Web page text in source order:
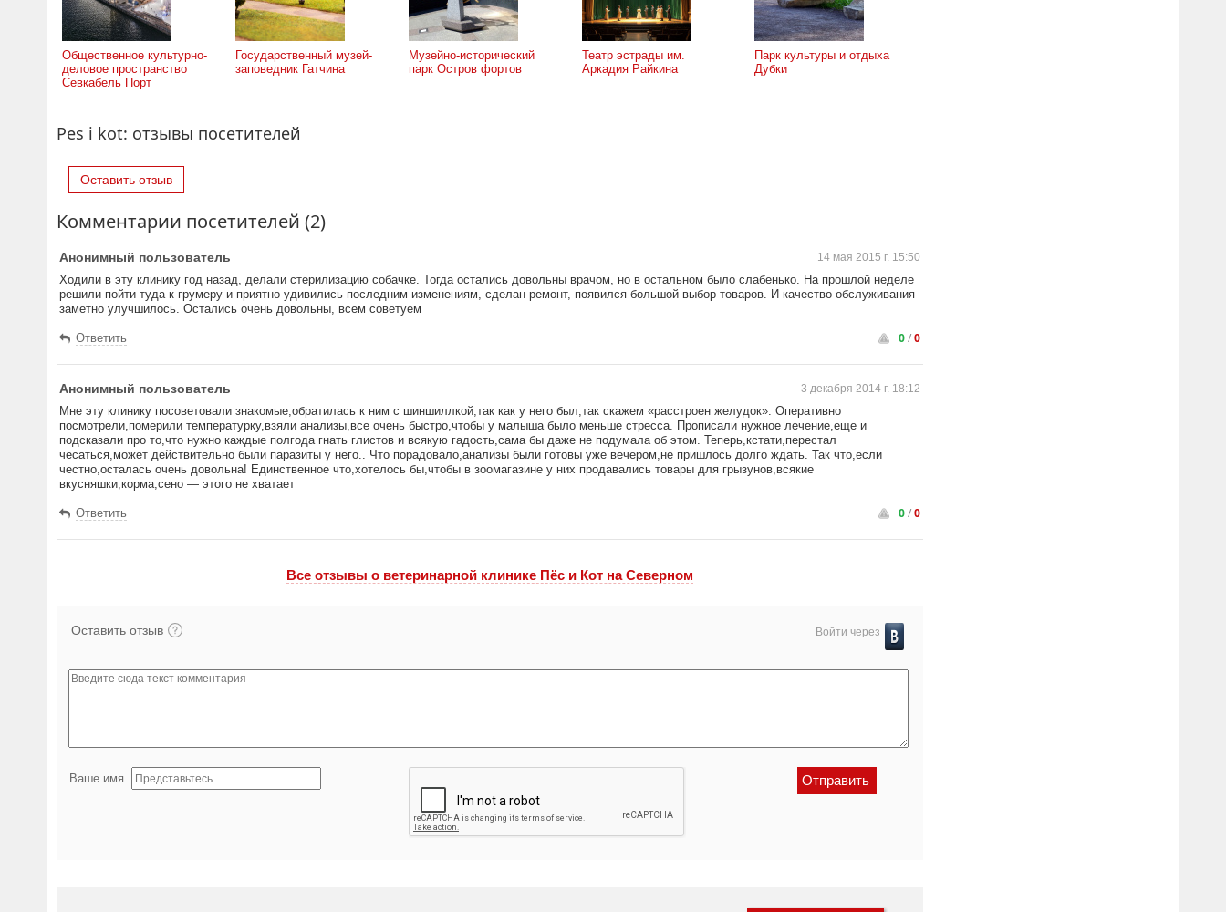
Общественное культурно-
деловое пространство
Севкабель Порт
Государственный музей-
заповедник Гатчина
Музейно-исторический
парк Остров фортов
Театр эстрады им.
Аркадия Райкина
Парк культуры и отдыха
Дубки
Pes i kot: отзывы посетителей
Оставить отзыв
Комментарии посетителей (2)
Анонимный пользователь 14 мая 2015 г. 15:50
Ходили в эту клинику год назад, делали стерилизацию собачке. Тогда остались довольны врачом, но в остальном было слабенько. На прошлой неделе
решили пойти туда к грумеру и приятно удивились последним изменениям, сделан ремонт, появился большой выбор товаров. И качество обслуживания
заметно улучшилось. Остались очень довольны, всем советуем
Ответить 0/0
Анонимный пользователь 3 декабря 2014 г. 18:12
Мне эту клинику посоветовали знакомые,обратилась к ним с шиншиллкой,так как у него был,так скажем «расстроен желудок». Оперативно
посмотрели,померили температурку,взяли анализы,все очень быстро,чтобы у малыша было меньше стресса. Прописали нужное лечение,еще и
подсказали про то,что нужно каждые полгода гнать глистов и всякую гадость,сама бы даже не подумала об этом. Теперь,кстати,перестал
чесаться,может действительно были паразиты у него.. Что порадовало,анализы были готовы уже вечером,не пришлось долго ждать. Так что,если
честно,осталась очень довольна! Единственное что,хотелось бы,чтобы в зоомагазине у них продавались товары для грызунов,всякие
вкусняшки,корма,сено — этого не хватает
Ответить 0/0
Все отзывы o ветеринарной клинике Пёс и Кот на Северном
Оставить отзыв Войти через
Ваше имя